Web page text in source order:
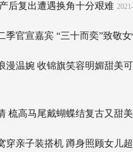
后复出遭遇换角十分艰难
季官宣嘉宾 “三十而奕”致敬
漫温婉 收锦旗笑容明媚甜美
梳高马尾戴蝴蝶结复古又甜美
穿亲子装搭机 蹲身照顾女儿